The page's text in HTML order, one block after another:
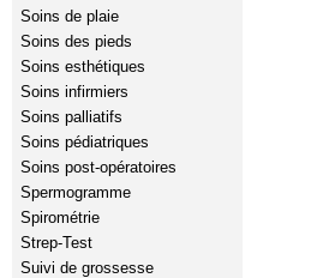
Soins de plaie
Soins des pieds
Soins esthétiques
Soins infirmiers
Soins palliatifs
Soins pédiatriques
Soins post-opératoires
Spermogramme
Spirométrie
Strep-Test
Suivi de grossesse